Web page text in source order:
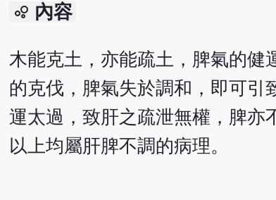
bubble_chart 內容
木能克土，亦能疏土，脾氣的健
的克伐，脾氣失於調和，即可引
運太過，致肝之疏泄無權，脾亦
以上均屬肝脾不調的病理。